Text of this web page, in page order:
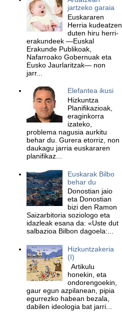
jartzeko garaia
Euskararen
Herria kudeatzen
duten hiru herri-
erakundeek —Euskal
Erakunde Publikoak,
Nafarroako Gobernuak eta
Eusko Jaurlaritzak— non
jarr...
Elefantea ikusi
Hizkuntza
Planifikazioak,
eraginkorra
izateko,
problema nagusia aurkitu
behar du. Gurera etorriz, non
daukagu jarria euskararen
planifikaz...
Euskarak Bilbo
behar du
Donostian jaio
eta Donostian
bizi den Ramon
Saizarbitoria soziologo eta
idazleak esana da: «Uste dut
salbazioa Bilbon dagoela:...
Hizkuntzakeria
(I)
Artikulu
honekin, eta
ondorengoekin,
gaur egun azpilanean, pipia
egurrezko habean bezala,
dabilen ideologia bat jarri...